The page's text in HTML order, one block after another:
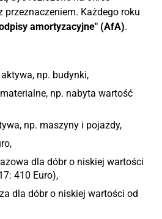
przeznaczeniem. Każdego roku
amortyzacyjne" (AfA).
np. budynki,
np. nabyta wartość
np. maszyny i pojazdy,
dla dóbr o niskiej wartości
410 Euro),
dla dóbr o niskiej wartości od